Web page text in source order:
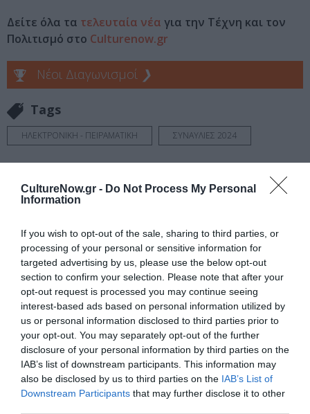
CultureNow.gr - Do Not Process My Personal
Information
If you wish to opt-out of the sale, sharing to third parties, or
processing of your personal or sensitive information for
targeted advertising by us, please use the below opt-out
section to confirm your selection. Please note that after your
opt-out request is processed you may continue seeing
interest-based ads based on personal information utilized by
us or personal information disclosed to third parties prior to
your opt-out. You may separately opt-out of the further
disclosure of your personal information by third parties on the
IAB’s list of downstream participants. This information may
also be disclosed by us to third parties on the IAB’s List of
Downstream Participants that may further disclose it to other
Δείτε όλα τα τελευταία νέα για την Τέχνη και τον
Πολιτισμό στο Culturenow.gr
Νέοι Διαγωνισμοί ❯
Tags
ΗΛΕΚΤΡΟΝΙΚΗ - ΠΕΙΡΑΜΑΤΙΚΗ ΣΥΝΑΥΛΙΕΣ 2024
Κάθε βδομάδα στο e-mail σας τα τελευταία νέα για
Ακολουθήστε το Culturenow.gr
Σχετικά Άρθρα